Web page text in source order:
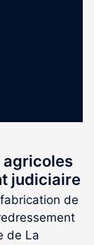
agricoles
judiciaire
de
de La